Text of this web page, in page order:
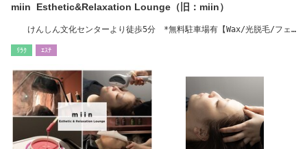
miin Esthetic&Relaxation Lounge（旧：miin）
けんしん文化センターより徒歩5分 *無料駐車場有【Wax/光脱毛/フェ
ﾘﾗｸ ｴｽﾃ